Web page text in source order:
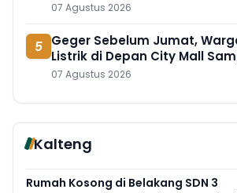
07 Agustus 2026
5 Geger Sebelum Jumat,
Listrik di Depan City Mall
07 Agustus 2026
Kalteng
Rumah Kosong di Belakang SDN 3